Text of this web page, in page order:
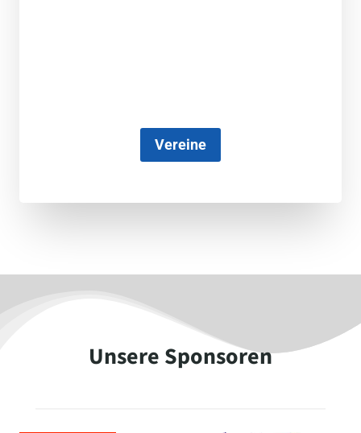
Vereine
Unsere Sponsoren